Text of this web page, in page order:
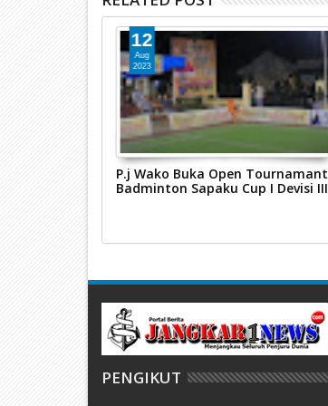
12
Aug
2023
P.j Wako Buka Open Tournamant
Badminton Sapaku Cup I Devisi III
PENGIKUT